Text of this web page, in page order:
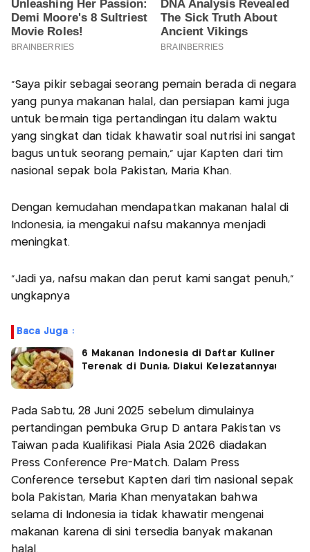
"Saya pikir sebagai seorang pemain berada di negara
yang punya makanan halal, dan persiapan kami juga
untuk bermain tiga pertandingan itu dalam waktu
yang singkat dan tidak khawatir soal nutrisi ini sangat
bagus untuk seorang pemain," ujar Kapten dari tim
nasional sepak bola Pakistan, Maria Khan.
Dengan kemudahan mendapatkan makanan halal di
Indonesia, ia mengakui nafsu makannya menjadi
meningkat.
"Jadi ya, nafsu makan dan perut kami sangat penuh,"
ungkapnya
Baca Juga :
6 Makanan Indonesia di Daftar Kuliner
Terenak di Dunia, Diakui Kelezatannya!
Pada Sabtu, 28 Juni 2025 sebelum dimulainya
pertandingan pembuka Grup D antara Pakistan vs
Taiwan pada Kualifikasi Piala Asia 2026 diadakan
Press Conference Pre-Match. Dalam Press
Conference tersebut Kapten dari tim nasional sepak
bola Pakistan, Maria Khan menyatakan bahwa
selama di Indonesia ia tidak khawatir mengenai
makanan karena di sini tersedia banyak makanan
halal.